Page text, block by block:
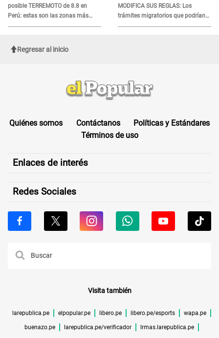
posible TERREMOTO de 8.8 en
Perú: estas son las zonas más
expuestas
MODIFICA SUS REGLAS: Los
trámites migratorios que podrían
necesitar tu prueba de ADN
Regresar al inicio
Quiénes somos Contáctanos
Políticas y Estándares
Términos de uso
Enlaces de interés
Redes Sociales
Visita también
larepublica.pe elpopular.pe libero.pe libero.pe/esports wapa.pe
buenazo.pe larepublica.pe/verificador lrmas.larepublica.pe